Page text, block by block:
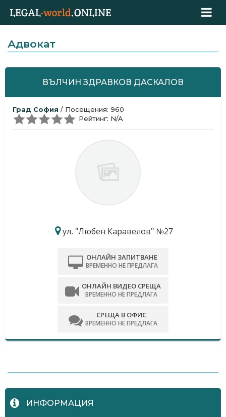
Адвокат
ВЪЛЧИН ЗДРАВКОВ ДАСКАЛОВ
Град София / Посещения: 960
Рейтинг: N/A
ул. "Любен Каравелов" №27
ОНЛАЙН ЗАПИТВАНЕ
ВРЕМЕННО НЕ ПРЕДЛАГА
ОНЛАЙН ВИДЕО СРЕЩА
ВРЕМЕННО НЕ ПРЕДЛАГА
СРЕЩА В ОФИС
ВРЕМЕННО НЕ ПРЕДЛАГА
ИНФОРМАЦИЯ